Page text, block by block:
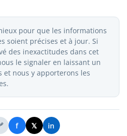
pour que les informations
soient précises et à jour. Si
des inexactitudes dans cet
le signaler en laissant un
et nous y apporterons les
f 𝕏 in